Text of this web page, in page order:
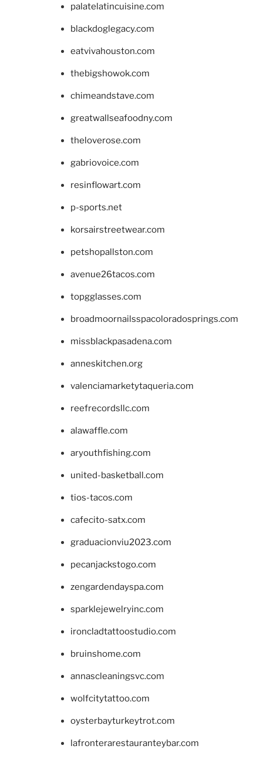
palatelatincuisine.com
blackdoglegacy.com
eatvivahouston.com
thebigshowok.com
chimeandstave.com
greatwallseafoodny.com
theloverose.com
gabriovoice.com
resinflowart.com
p-sports.net
korsairstreetwear.com
petshopallston.com
avenue26tacos.com
topgglasses.com
broadmoornailsspacoloradosprings.com
missblackpasadena.com
anneskitchen.org
valenciamarketytaqueria.com
reefrecordsllc.com
alawaffle.com
aryouthfishing.com
united-basketball.com
tios-tacos.com
cafecito-satx.com
graduacionviu2023.com
pecanjackstogo.com
zengardendayspa.com
sparklejewelryinc.com
ironcladtattoostudio.com
bruinshome.com
annascleaningsvc.com
wolfcitytattoo.com
oysterbayturkeytrot.com
lafronterarestauranteybar.com